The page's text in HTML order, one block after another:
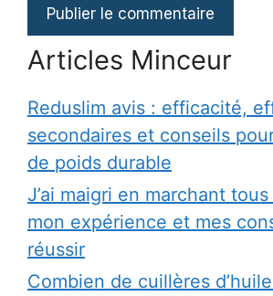
Articles Minceur
Reduslim avis : efficacité,
secondaires et conseils
de poids durable
J’ai maigri en marchant
mon expérience et mes
réussir
Combien de cuillères